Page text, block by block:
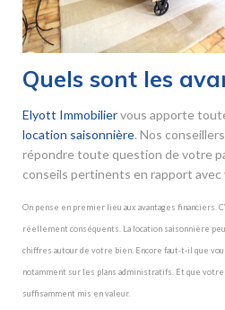
Quels sont les
Elyott Immobiliervous apporte
location saisonnière. Nos
répondre toute question de votre
conseils pertinents en rapport
On pense en premier lieu aux avantages financiers.
réellement conséquents. La location saisonnière
chiffres autour de votre bien. Encore faut-t-il que
notamment sur les plans administratifs. Et que
suffisamment mis en valeur.